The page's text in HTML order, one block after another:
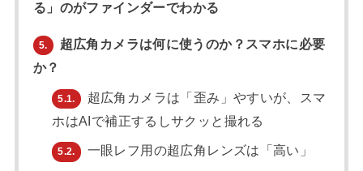
る」のがファインダーでわかる
5.
超広角カメラは何に使うのか？スマホに必要
か？
5.1.
超広角カメラは「歪み」やすいが、スマ
ホはAIで補正するしサクッと撮れる
5.2. 一眼レフ用の超広角レンズは「高い」